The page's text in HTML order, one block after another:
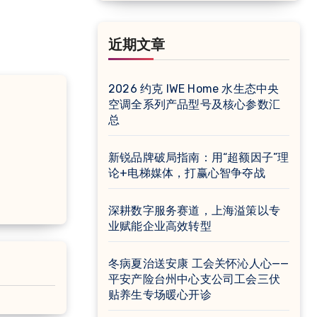
近期文章
2026 约克 IWE Home 水生态中央
空调全系列产品型号及核心参数汇
总
新锐品牌破局指南：用“超额因子”理
论+电梯媒体，打赢心智争夺战
深耕数字服务赛道，上海溢策以专
业赋能企业高效转型
冬病夏治送安康 工会关怀沁人心——
平安产险台州中心支公司工会三伏
贴养生专场暖心开诊